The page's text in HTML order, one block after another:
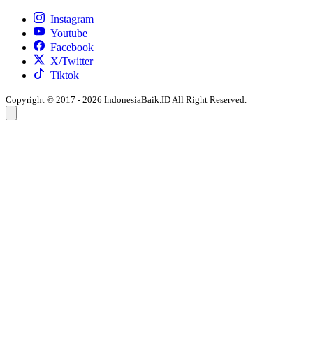
Instagram
Youtube
Facebook
X/Twitter
Tiktok
Copyright © 2017 - 2026 IndonesiaBaik.ID All Right Reserved.